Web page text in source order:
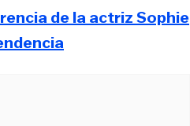
de la actriz Sophie